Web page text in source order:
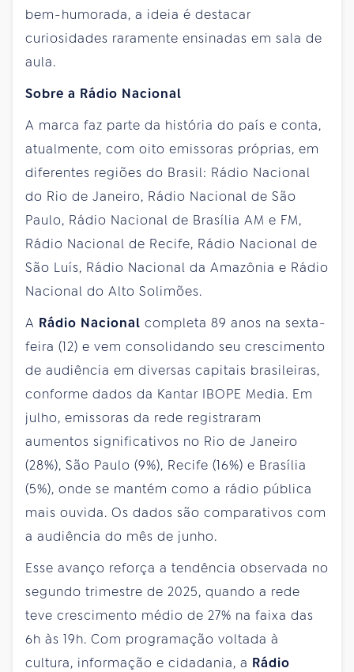
bem-humorada, a ideia é destacar
curiosidades raramente ensinadas em sala de
aula.
Sobre a Rádio Nacional
A marca faz parte da história do país e conta,
atualmente, com oito emissoras próprias, em
diferentes regiões do Brasil: Rádio Nacional
do Rio de Janeiro, Rádio Nacional de São
Paulo, Rádio Nacional de Brasília AM e FM,
Rádio Nacional de Recife, Rádio Nacional de
São Luís, Rádio Nacional da Amazônia e Rádio
Nacional do Alto Solimões.
A Rádio Nacional completa 89 anos na sexta-
feira (12) e vem consolidando seu crescimento
de audiência em diversas capitais brasileiras,
conforme dados da Kantar IBOPE Media. Em
julho, emissoras da rede registraram
aumentos significativos no Rio de Janeiro
(28%), São Paulo (9%), Recife (16%) e Brasília
(5%), onde se mantém como a rádio pública
mais ouvida. Os dados são comparativos com
a audiência do mês de junho.
Esse avanço reforça a tendência observada no
segundo trimestre de 2025, quando a rede
teve crescimento médio de 27% na faixa das
6h às 19h. Com programação voltada à
cultura, informação e cidadania, a Rádio